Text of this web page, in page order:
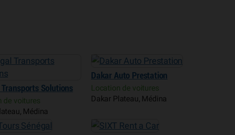
Transports Solutions
de voitures
Médina
Dakar Auto Prestation
Location de voitures
Dakar Plateau, Médina